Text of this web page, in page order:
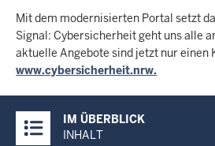
Mit dem modernisierten Portal setzt
Signal: Cybersicherheit geht uns alle
aktuelle Angebote sind jetzt nur einen
www.cybersicherheit.nrw.
Inhalte
IM ÜBERBLICK
INHALT